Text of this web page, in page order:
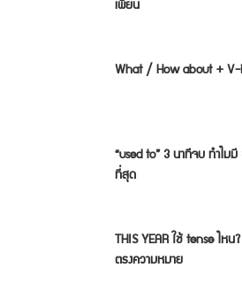
What / How about + V-
“used to” 3 นาทีจบ ทำไ
ที่สุด
THIS YEAR ใช้ tense ไหน
ตรงความหมาย